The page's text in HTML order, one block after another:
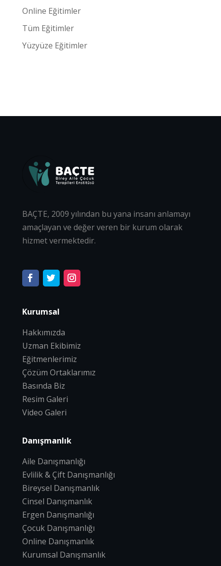
Online Eğitimler
Tüm Eğitimler
Yüzyüze Eğitimler
BAÇTE, 2009 yılından bu yana insanı anlamayı
amaçlayan ve değer veren bir kurum olarak
hizmet vermektedir.
Kurumsal
Hakkımızda
Uzman Ekibimiz
Eğitmenlerimiz
Çözüm Ortaklarımız
Basında Biz
Resim Galeri
Video Galeri
Danışmanlık
Aile Danışmanlığı
Evlilik & Çift Danışmanlığı
Bireysel Danışmanlık
Cinsel Danışmanlık
Ergen Danışmanlığı
Çocuk Danışmanlığı
Online Danışmanlık
Kurumsal Danışmanlık